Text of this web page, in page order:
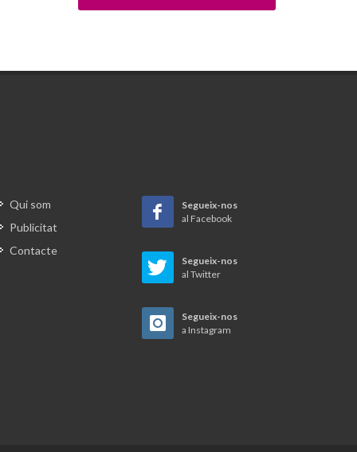
Qui som
Publicitat
Contacte
Segueix-nos
al Facebook
Segueix-nos
al Twitter
Segueix-nos
a Instagram